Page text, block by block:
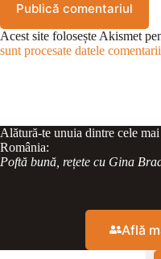
Publică comentariul
Acest site folosește Akismet
sunt procesate datele
Alătură-te unuia dintre cele
România:
Poftă bună, rețete cu Gina
Află